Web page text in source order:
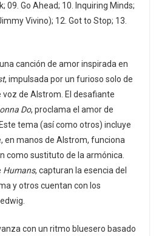
09. Go Ahead; 10. Inquiring Minds;
Vivino); 12. Got to Stop; 13.
canción de amor inspirada en
, impulsada por un furioso solo de
de Alstrom. El desafiante
Do, proclama el amor de
tema (así como otros) incluye
en manos de Alstrom, funciona
como sustituto de la armónica.
Humans, capturan la esencia del
y otros cuentan con los
con un ritmo bluesero basado